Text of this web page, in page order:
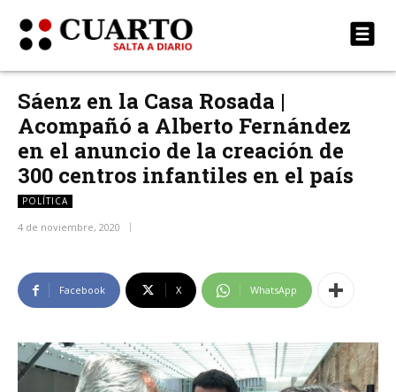
Sáenz en la Casa Rosada |
Acompañó a Alberto Fernández
en el anuncio de la creación de
300 centros infantiles en el país
POLÍTICA
4 de noviembre, 2020
Facebook X WhatsApp